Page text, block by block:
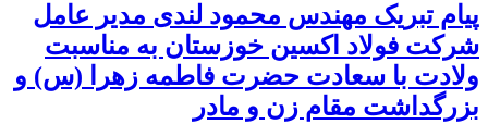
پیام‌ تبریک مهندس محمود لندی مدیر عامل
شرکت فولاد اکسین خوزستان به مناسبت
ولادت با سعادت حضرت فاطمه زهرا (س) و
بزرگداشت مقام زن و مادر